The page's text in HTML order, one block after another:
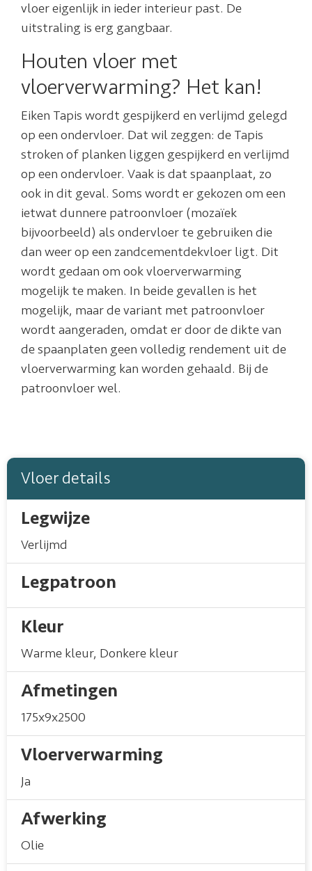
vloer eigenlijk in ieder interieur past. De
uitstraling is erg gangbaar.
Houten vloer met
vloerverwarming? Het kan!
Eiken Tapis wordt gespijkerd en verlijmd gelegd
op een ondervloer. Dat wil zeggen: de Tapis
stroken of planken liggen gespijkerd en verlijmd
op een ondervloer. Vaak is dat spaanplaat, zo
ook in dit geval. Soms wordt er gekozen om een
ietwat dunnere patroonvloer (mozaïek
bijvoorbeeld) als ondervloer te gebruiken die
dan weer op een zandcementdekvloer ligt. Dit
wordt gedaan om ook vloerverwarming
mogelijk te maken. In beide gevallen is het
mogelijk, maar de variant met patroonvloer
wordt aangeraden, omdat er door de dikte van
de spaanplaten geen volledig rendement uit de
vloerverwarming kan worden gehaald. Bij de
patroonvloer wel.
Vloer details
Legwijze
Verlijmd
Legpatroon
Kleur
Warme kleur, Donkere kleur
Afmetingen
175x9x2500
Vloerverwarming
Ja
Afwerking
Olie